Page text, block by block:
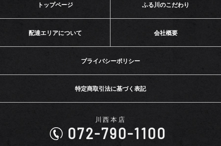
トップページ ふる川のこだわり
配達エリアについて 会社概要
プライバシーポリシー
特定商取引法に基づく表記
川西本店
072-790-1100